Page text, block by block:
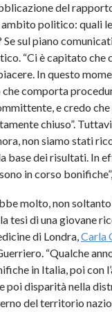
del
politico: quali
sul piano
“Ci è capitato
In questo
comporta
e credo che
chiuso”.
non siamo stati
base dei risultati. In
in corso
molto, non
tesi di una giovane
di Londra,Carla
“Qualche
in Italia, poi con
poi disparità nella
del territorio